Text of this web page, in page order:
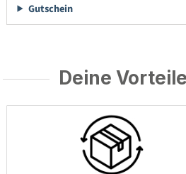
Gutschein
Deine